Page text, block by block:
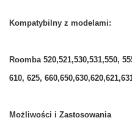
Kompatybilny z modelami:
Roomba 520,521,530,531,550,
610, 625,
Możliwości i Zastosowania